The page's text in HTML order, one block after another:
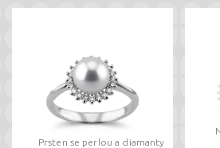
Prsten se perlou a diamanty